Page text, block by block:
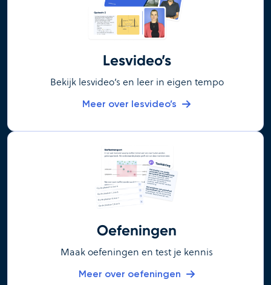
Lesvideo’s
Bekijk lesvideo’s en leer in eigen tempo
Meer over lesvideo’s
Oefeningen
Maak oefeningen en test je kennis
Meer over oefeningen